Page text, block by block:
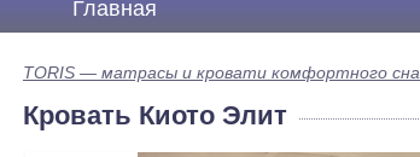
Главная
TORIS — матрасы и кровати комфортного сна
Кровать Киото Элит